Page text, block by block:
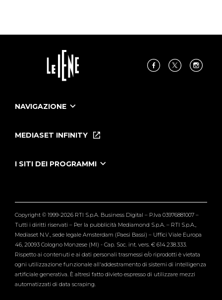
NAVIGAZIONE
Le Iene Presentano Inside
Tutti i servizi
MEDIASET INFINITY
I SITI DEI PROGRAMMI
Verissimo
Copyright © 1999-2026 RTI S.p.A. Business Digital – P.Iva 03976881007 –
Tutti i diritti riservati – Per la pubblicità Mediamond S.p.A. – RTI S.p.A.,
Mediaset N.V., sede legale Amsterdam (Paesi Bassi) – Uffici Viale Europa
46, 20093 Cologno Monzese (MI) - Cap. Soc. int. vers. € 614.238.333.
Rispetto ai contenuti e ai dati personali trasmessi e/o riprodotti è vietata
ogni utilizzazione funzionale all'addestramento di sistemi di intelligenza
artificiale generativa. È altresì fatto divieto espresso di utilizzare mezzi
automatizzati di data scraping.